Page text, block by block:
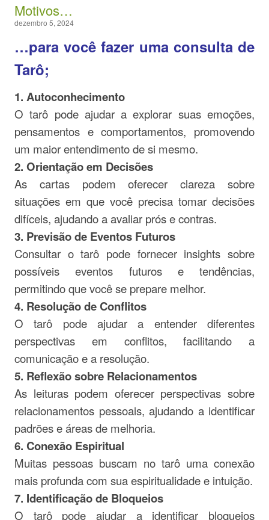
Motivos…
dezembro 5, 2024
…para você fazer uma consulta de
Tarô;
1. Autoconhecimento
O tarô pode ajudar a explorar suas emoções,
pensamentos e comportamentos, promovendo
um maior entendimento de si mesmo.
2. Orientação em Decisões
As cartas podem oferecer clareza sobre
situações em que você precisa tomar decisões
difíceis, ajudando a avaliar prós e contras.
3. Previsão de Eventos Futuros
Consultar o tarô pode fornecer insights sobre
possíveis eventos futuros e tendências,
permitindo que você se prepare melhor.
4. Resolução de Conflitos
O tarô pode ajudar a entender diferentes
perspectivas em conflitos, facilitando a
comunicação e a resolução.
5. Reflexão sobre Relacionamentos
As leituras podem oferecer perspectivas sobre
relacionamentos pessoais, ajudando a identificar
padrões e áreas de melhoria.
6. Conexão Espiritual
Muitas pessoas buscam no tarô uma conexão
mais profunda com sua espiritualidade e intuição.
7. Identificação de Bloqueios
O tarô pode ajudar a identificar bloqueios